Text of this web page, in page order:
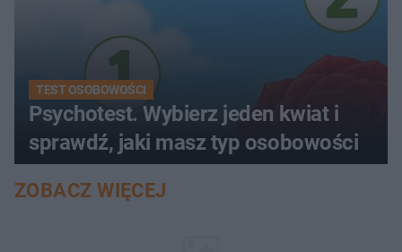
TEST OSOBOWOŚCI
Psychotest. Wybierz jeden kwiat i
sprawdź, jaki masz typ osobowości
ZOBACZ WIĘCEJ